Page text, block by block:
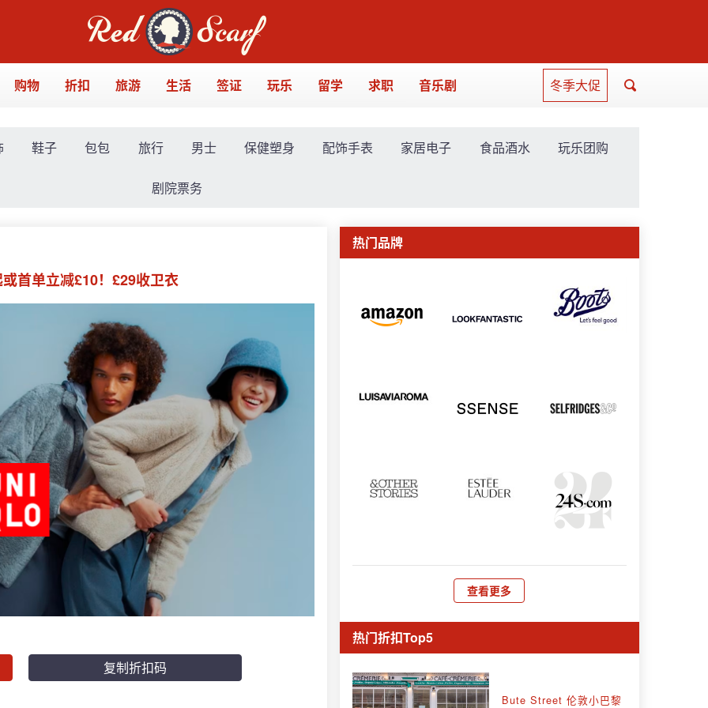
购物 折扣 旅游 生活 签证 玩乐 留学 求职 音乐剧 冬季大促
鞋子 包包 旅行 男士 保健塑身 配饰手表 家居电子 食品酒水 玩乐团购
剧院票务
首单立减£10！£29收卫衣
复制折扣码
热门品牌
查看更多
热门折扣Top5
Bute Street 伦敦小巴黎